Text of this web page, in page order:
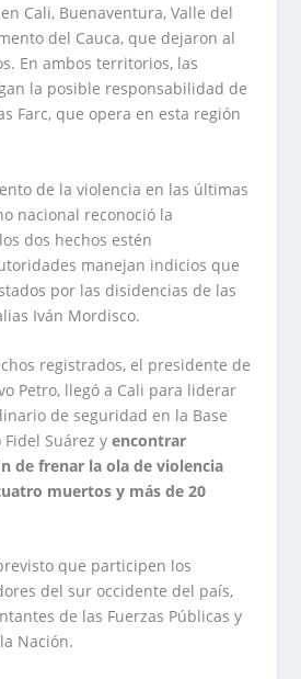
Cali, Buenaventura, Valle del
del Cauca, que dejaron al
En ambos territorios, las
la posible responsabilidad de
Farc, que opera en esta región
de la violencia en las últimas
nacional reconoció la
dos hechos estén
manejan indicios que
por las disidencias de las
Iván Mordisco.
registrados, el presidente de
Petro, llegó a Cali para liderar
de seguridad en la Base
Suárez y encontrar
de frenar la ola de violencia
muertos y más de 20
que participen los
del sur occidente del país,
de las Fuerzas Públicas y
Nación.